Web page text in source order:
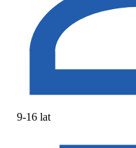
9-16 lat